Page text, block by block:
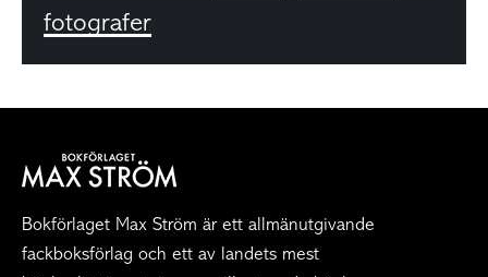
fotografer
Bokförlaget Max Ström är ett allmänutgivande
fackboksförlag och ett av landets mest